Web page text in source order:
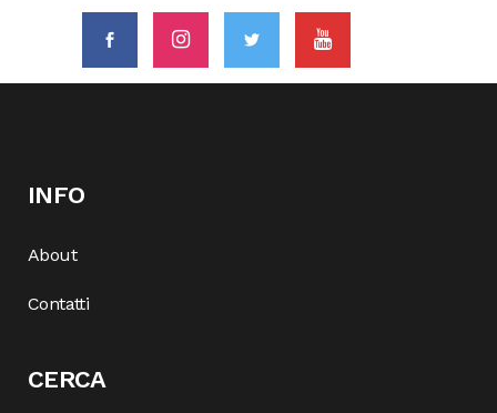
INFO
About
Contatti
CERCA